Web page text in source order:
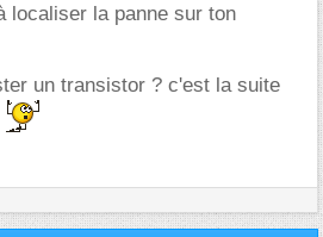
localiser la panne sur ton
un transistor ? c'est la suite